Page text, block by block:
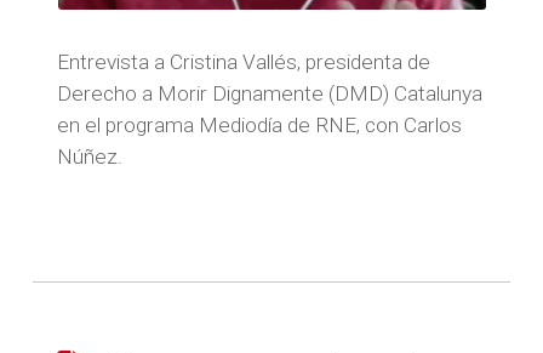
Entrevista a Cristina Vallés, presidenta de
Derecho a Morir Dignamente (DMD) Catalunya
en el programa Mediodía de RNE, con Carlos
Núñez.